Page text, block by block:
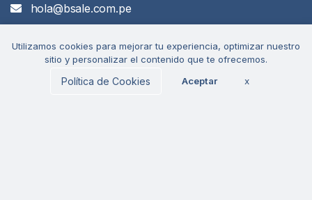
hola@bsale.com.pe
Descarga
Utilizamos cookies para mejorar tu experiencia, optimizar nuestro
sitio y personalizar el contenido que te ofrecemos.
Política de Cookies Aceptar x